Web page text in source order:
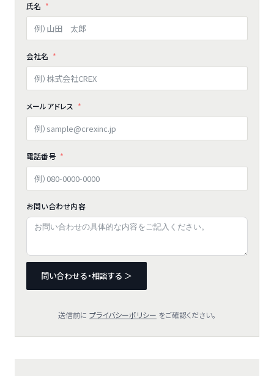
氏名
会社名
メールアドレス
電話番号
お問い合わせ内容
問い合わせる・相談する ＞
送信前に プライバシーポリシー をご確認ください。